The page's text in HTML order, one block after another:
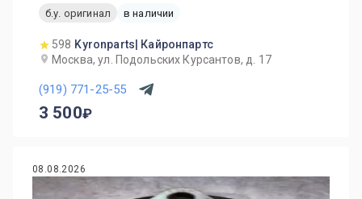
б.у. оригинал
в наличии
598 Kyronparts| Кайронпартс
Москва, ул. Подольских Курсантов, д. 17
(919) 771-25-55
3 500
08.08.2026